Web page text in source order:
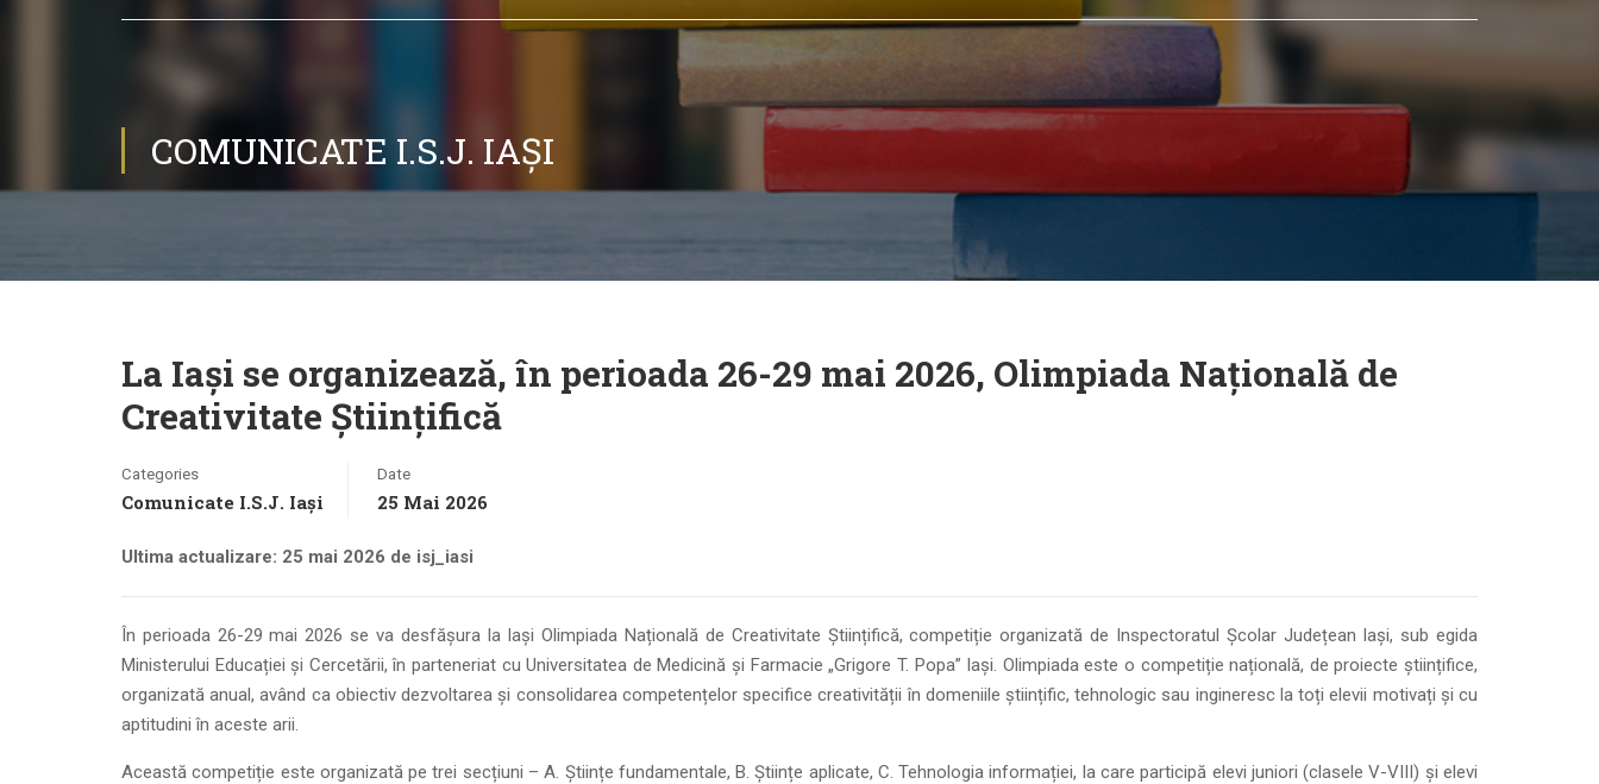
COMUNICATE I.S.J. IAȘI
La Iași se organizează, în perioada 26-29 mai 2026, Olimpiada Națională de
Creativitate Științifică
Categories
Comunicate I.S.J. Iași
Date
25 Mai 2026
Ultima actualizare: 25 mai 2026 de isj_iasi
În perioada 26-29 mai 2026 se va desfășura la Iași Olimpiada Națională de Creativitate Științifică, competiție organizată de Inspectoratul Școlar Județean Iași, sub egida
Ministerului Educației și Cercetării, în parteneriat cu Universitatea de Medicină și Farmacie „Grigore T. Popa” Iași. Olimpiada este o competiție națională, de proiecte științifice,
organizată anual, având ca obiectiv dezvoltarea și consolidarea competențelor specifice creativității în domeniile științific, tehnologic sau ingineresc la toți elevii motivați și cu
aptitudini în aceste arii.
Această competiție este organizată pe trei secțiuni – A. Științe fundamentale, B. Științe aplicate, C. Tehnologia informației, la care participă elevi juniori (clasele V-VIII) și elevi